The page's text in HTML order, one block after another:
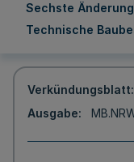
Sechste
Technische
Verkündungsblatt
Ausgabe